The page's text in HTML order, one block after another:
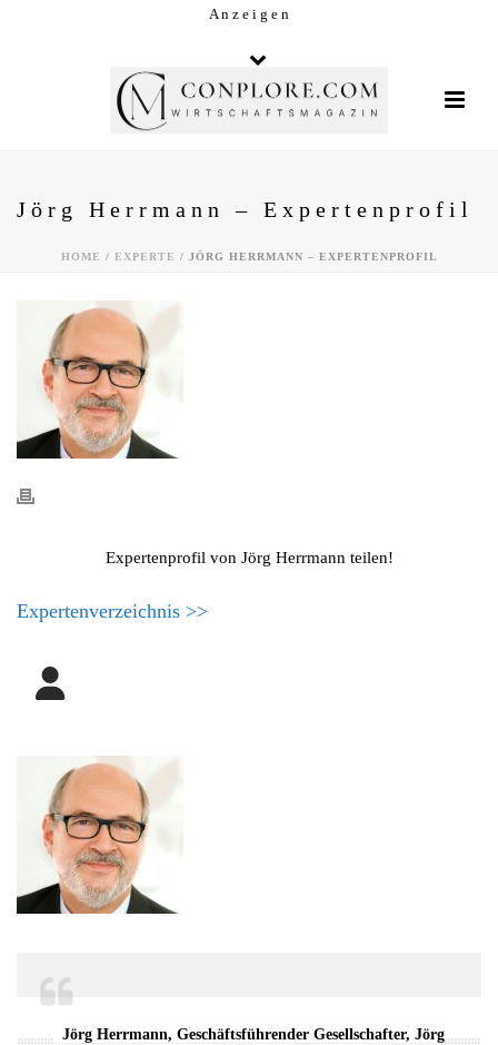
A n z e i g e n
Jörg Herrmann – Expertenprofil
HOME / EXPERTE / JÖRG HERRMANN – EXPERTENPROFIL
Expertenprofil von Jörg Herrmann teilen!
Expertenverzeichnis >>
Jörg Herrmann, Geschäftsführender Gesellschafter, Jörg